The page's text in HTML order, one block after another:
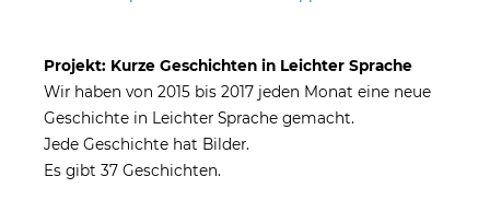
Projekt: Kurze Geschichten in Leichter Sprache
Wir haben von 2015 bis 2017 jeden Monat eine neue
Geschichte in Leichter Sprache gemacht.
Jede Geschichte hat Bilder.
Es gibt 37 Geschichten.